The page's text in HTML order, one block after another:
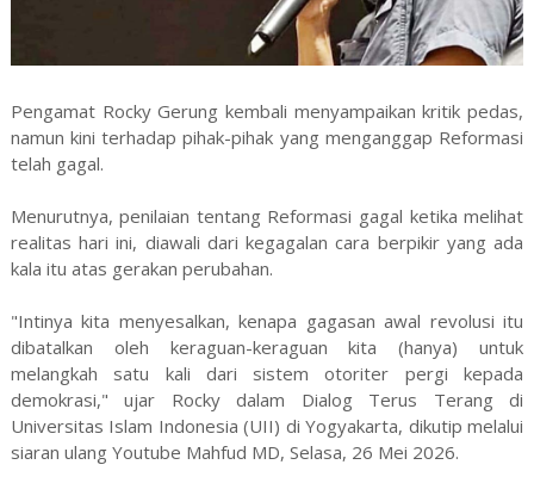
Pengamat Rocky Gerung kembali menyampaikan kritik pedas,
namun kini terhadap pihak-pihak yang menganggap Reformasi
telah gagal.
Menurutnya, penilaian tentang Reformasi gagal ketika melihat
realitas hari ini, diawali dari kegagalan cara berpikir yang ada
kala itu atas gerakan perubahan.
"Intinya kita menyesalkan, kenapa gagasan awal revolusi itu
dibatalkan oleh keraguan-keraguan kita (hanya) untuk
melangkah satu kali dari sistem otoriter pergi kepada
demokrasi," ujar Rocky dalam Dialog Terus Terang di
Universitas Islam Indonesia (UII) di Yogyakarta, dikutip melalui
siaran ulang Youtube Mahfud MD, Selasa, 26 Mei 2026.